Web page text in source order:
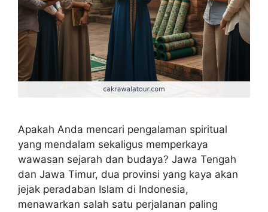
Apakah Anda mencari pengalaman spiritual
yang mendalam sekaligus memperkaya
wawasan sejarah dan budaya? Jawa Tengah
dan Jawa Timur, dua provinsi yang kaya akan
jejak peradaban Islam di Indonesia,
menawarkan salah satu perjalanan paling